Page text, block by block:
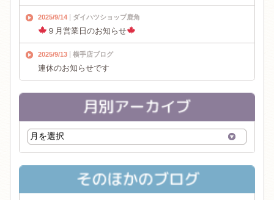
2025/9/14 ダイハツショップ鹿角
９月営業日のお知らせ
2025/9/13 横手店ブログ
連休のお知らせです